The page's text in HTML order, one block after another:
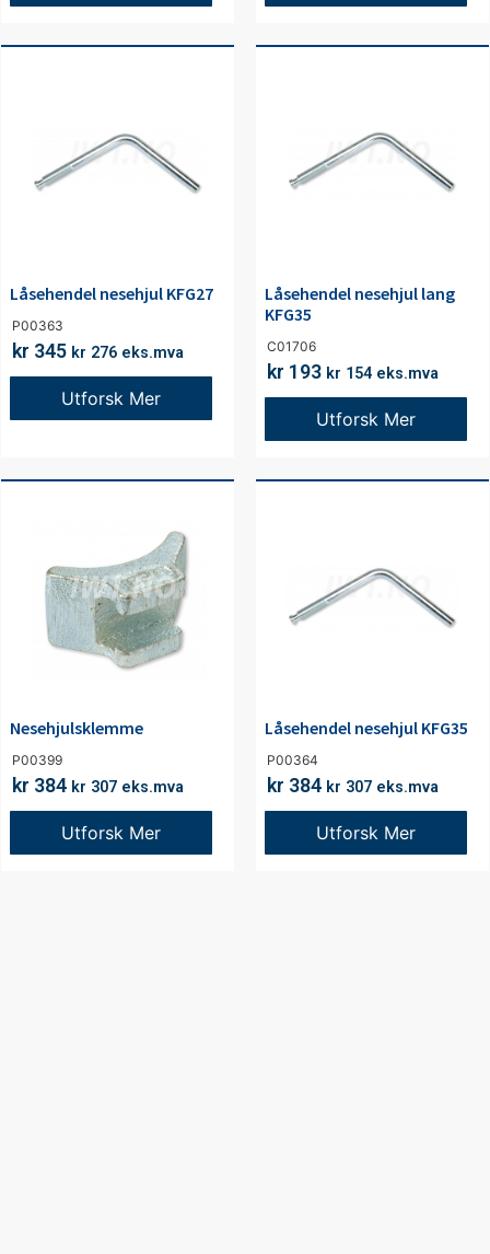
P00363
Låsehendel nesehjul KFG27
kr 345 kr 276 eks.mva
Utforsk Mer
C01706
Låsehendel nesehjul lang
KFG35
kr 193 kr 154 eks.mva
Utforsk Mer
P00399
Nesehjulsklemme
kr 384 kr 307 eks.mva
Utforsk Mer
P00364
Låsehendel nesehjul KFG35
kr 384 kr 307 eks.mva
Utforsk Mer